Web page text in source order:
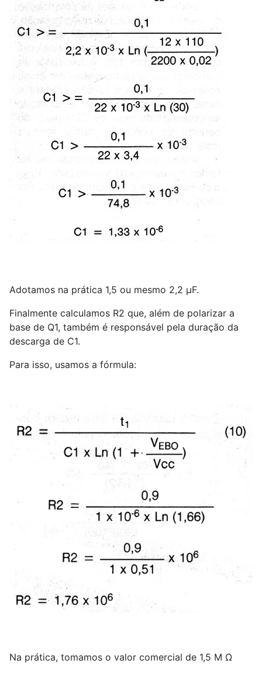
Adotamos na prática 1,5 ou mesmo 2,2 µF.
Finalmente calculamos R2 que, além de polarizar a
base de Q1, também é responsável pela duração da
descarga de C1.
Para isso, usamos a fórmula:
Na prática, tomamos o valor comercial de 1,5 M Ω